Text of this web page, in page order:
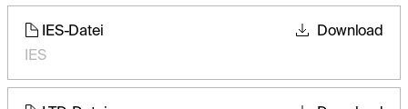
IES-Datei
IES
Download